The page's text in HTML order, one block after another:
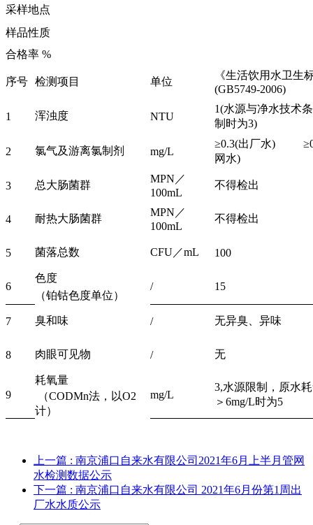
采样地点
样品性质
合格率 %
序号 检测项目 单位
《生活饮用水卫生
(GB5749-2006)
1 浑浊度 NTU
1(水源与净水技术
制时为3)
2 氯气及游离氯制剂 mg/L
≥0.3(出厂水)
网水)
3 总大肠菌群
MPN／
100mL
不得检出
4 耐热大肠菌群
MPN／
100mL
不得检出
5 菌落总数 CFU／mL 100
6
色度
/ 15
（铂钴色度单位）
7 臭和味 / 无异臭、异味
8 肉眼可见物 / 无
9
耗氧量
mg/L
3,水源限制，原水
＞6mg/L时为5
（CODMn法，以O2
计）
上一篇 : 南京浦口自来水有限公司2021年6月上半月管网
水检测数据公示
下一篇 : 南京浦口自来水有限公司 2021年6月份第1周出
厂水水质公示